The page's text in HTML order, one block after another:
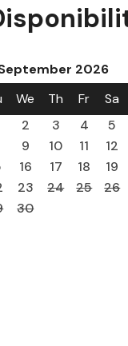
2026
We Th Fr Sa
2 3 4 5
9 10 11 12
16 17 18 19
23 24 25 26
30